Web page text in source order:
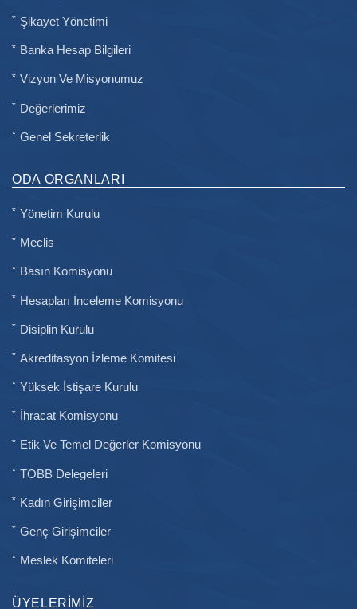
Şikayet Yönetimi
Banka Hesap Bilgileri
Vizyon Ve Misyonumuz
Değerlerimiz
Genel Sekreterlik
ODA ORGANLARI
Yönetim Kurulu
Meclis
Basın Komisyonu
Hesapları İnceleme Komisyonu
Disiplin Kurulu
Akreditasyon İzleme Komitesi
Yüksek İstişare Kurulu
İhracat Komisyonu
Etik Ve Temel Değerler Komisyonu
TOBB Delegeleri
Kadın Girişimciler
Genç Girişimciler
Meslek Komiteleri
ÜYELERIMIZ